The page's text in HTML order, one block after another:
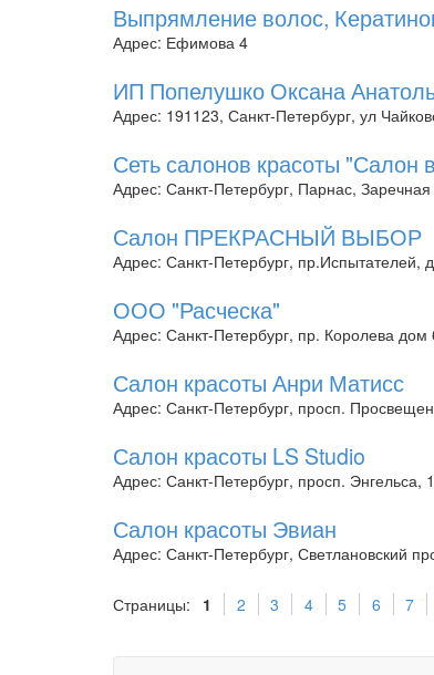
Выпрямление волос,
Адрес: Ефимова 4
ИП Попелушко Оксана
Адрес: 191123, Санкт-Петербург, ул
Сеть салонов красоты "Салон
Адрес: Санкт-Петербург, Парнас, Заречная
Салон ПРЕКРАСНЫЙ ВЫБОР
Адрес: Санкт-Петербург, пр.Испытателей,
ООО "Расческа"
Адрес: Санкт-Петербург, пр. Королева
Салон красоты Анри Матисс
Адрес: Санкт-Петербург, просп.
Салон красоты LS Studio
Адрес: Санкт-Петербург, просп. Энгельса,
Салон красоты Эвиан
Адрес: Санкт-Петербург, Светлановский
Страницы: 1 2 3 4 5 6 7